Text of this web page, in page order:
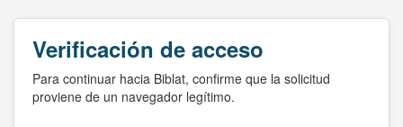
Verificación de acceso
Para continuar hacia Biblat, confirme que la solicitud
proviene de un navegador legítimo.